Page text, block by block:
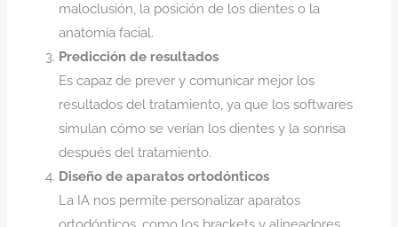
maloclusión, la posición de los dientes o la
anatomía facial.
Predicción de resultados
Es capaz de prever y comunicar mejor los
resultados del tratamiento, ya que los softwares
simulan cómo se verían los dientes y la sonrisa
después del tratamiento.
Diseño de aparatos ortodónticos
La IA nos permite personalizar aparatos